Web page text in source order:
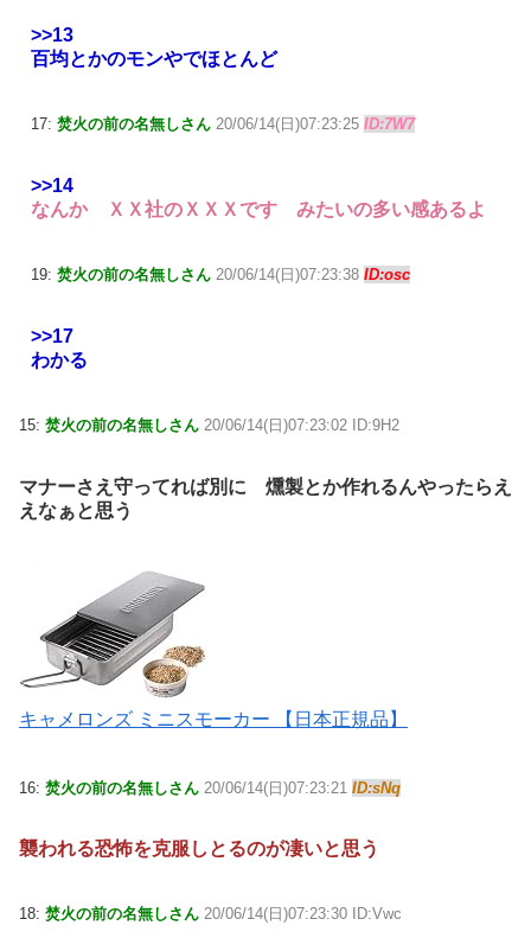
>>13
百均とかのモンやでほとんど
17: 焚火の前の名無しさん 20/06/14(日)07:23:25 ID:7W7
>>14
なんか ＸＸ社のＸＸＸです みたいの多い感あるよ
19: 焚火の前の名無しさん 20/06/14(日)07:23:38 ID:osc
>>17
わかる
15: 焚火の前の名無しさん 20/06/14(日)07:23:02 ID:9H2
マナーさえ守ってれば別に 燻製とか作れるんやったらえ
えなぁと思う
キャメロンズ ミニスモーカー 【日本正規品】
16: 焚火の前の名無しさん 20/06/14(日)07:23:21 ID:sNq
襲われる恐怖を克服しとるのが凄いと思う
18: 焚火の前の名無しさん 20/06/14(日)07:23:30 ID:Vwc